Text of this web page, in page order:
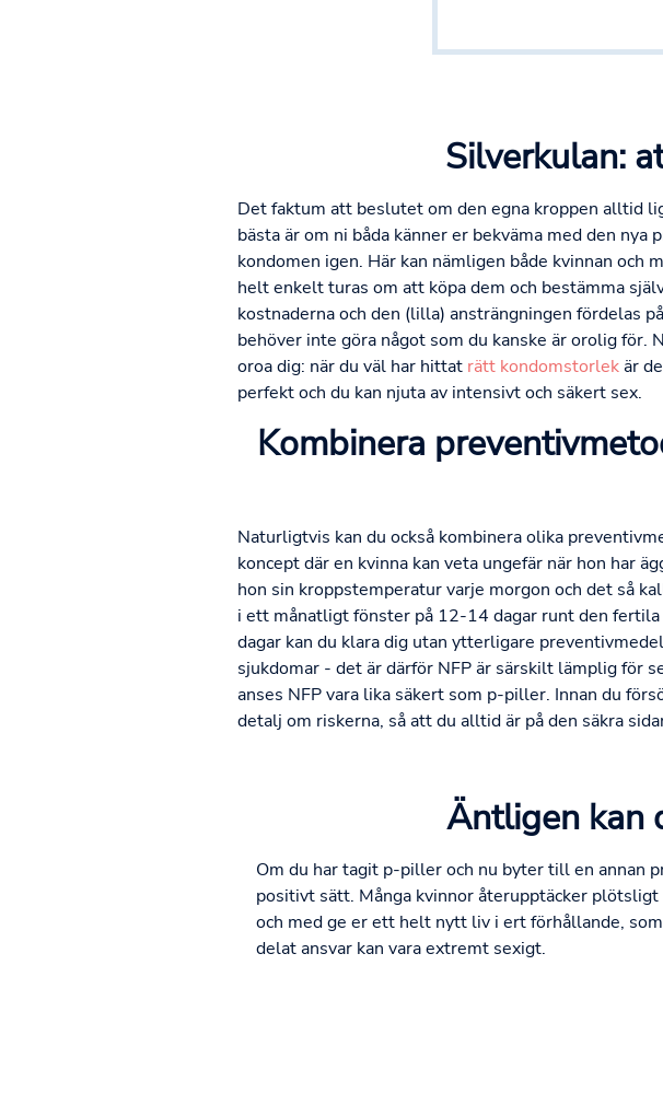
Silverkulan:
Det faktum att beslutet om den egna kroppen alltid
bästa är om ni båda känner er bekväma med den
kondomen igen. Här kan nämligen både kvinnan och
helt enkelt turas om att köpa dem och bestämma
kostnaderna och den (lilla) ansträngningen fördelas
behöver inte göra något som du kanske är orolig
oroa dig: när du väl har hittat rätt kondomstorlekär
perfekt och du kan njuta av intensivt och säkert sex.
Kombinera
Naturligtvis kan du också kombinera olika
koncept där en kvinna kan veta ungefär när hon har
hon sin kroppstemperatur varje morgon och det så
i ett månatligt fönster på 12-14 dagar runt den
dagar kan du klara dig utan ytterligare
sjukdomar - det är därför NFP är särskilt lämplig för
anses NFP vara lika säkert som p-piller. Innan du
detalj om riskerna, så att du alltid är på den säkra
Äntligen kan
Om du har tagit p-piller och nu byter till en annan
positivt sätt. Många kvinnor återupptäcker
och med ge er ett helt nytt liv i ert förhållande,
delat ansvar kan vara extremt sexigt.